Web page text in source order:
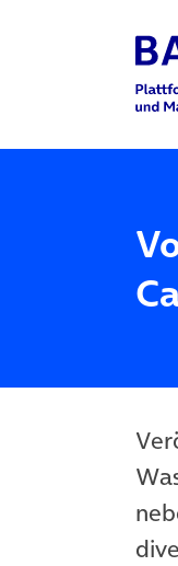
Main Navigation